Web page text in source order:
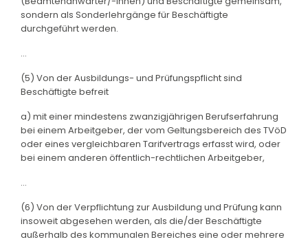
sondern als Sonderlehrgänge für Beschäftigte
durchgeführt werden.
...
(5) Von der Ausbildungs- und Prüfungspflicht sind
Beschäftigte befreit
a) mit einer mindestens zwanzigjährigen Berufserfahrung
bei einem Arbeitgeber, der vom Geltungsbereich des TVöD
oder eines vergleichbaren Tarifvertrags erfasst wird, oder
bei einem anderen öffentlich-rechtlichen Arbeitgeber,
...
(6) Von der Verpflichtung zur Ausbildung und Prüfung kann
insoweit abgesehen werden, als die/der Beschäftigte
außerhalb des kommunalen Bereiches eine oder mehrere